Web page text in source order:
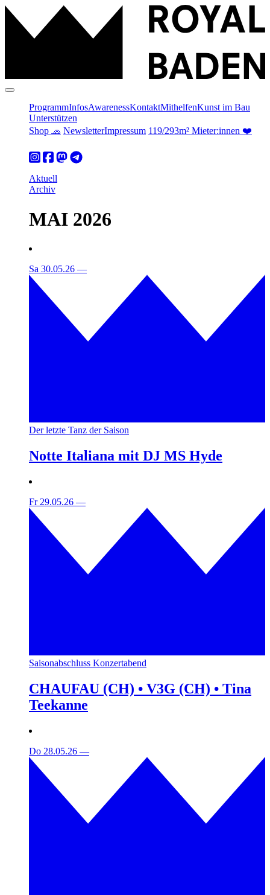
ProgrammInfosAwarenessKontaktMithelfenKunst im Bau
Unterstützen
Shop 🧢 NewsletterImpressum 119/293m² Mieter:innen ❤️
Aktuell
Archiv
MAI 2026
Sa 30.05.26 —
Der letzte Tanz der Saison
Notte Italiana mit DJ MS Hyde
Fr 29.05.26 —
Saisonabschluss Konzertabend
CHAUFAU (CH) • V3G (CH) • Tina
Teekanne
Do 28.05.26 —